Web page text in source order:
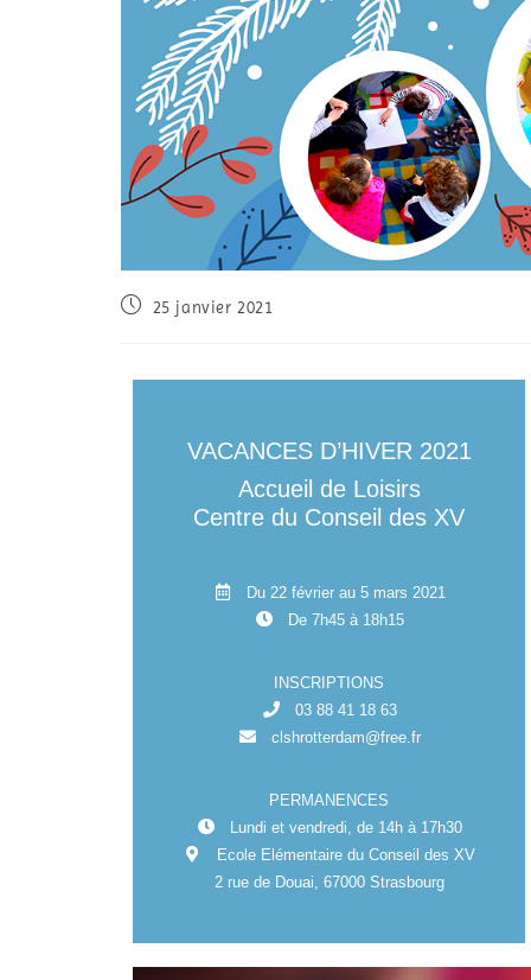
25 janvier 2021
VACANCES D’HIVER 2021
Accueil de Loisirs
Centre du Conseil des XV
Du 22 février au 5 mars 2021
De 7h45 à 18h15
INSCRIPTIONS
03 88 41 18 63
clshrotterdam@free.fr
PERMANENCES
Lundi et vendredi, de 14h à 17h30
Ecole Elémentaire du Conseil des XV
2 rue de Douai, 67000 Strasbourg